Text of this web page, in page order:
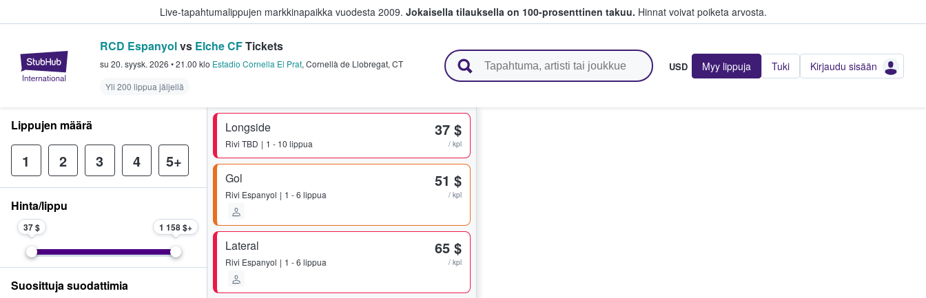
Live-tapahtumalippujen markkinapaikka vuodesta 2009. Jokaisella tilauksella on 100-prosenttinen takuu. Hinnat voivat poiketa arvosta.
StubHub - missä fanit ostavat ja myyvät lippuja
RCD Espanyolvs Elche CFTickets
su 20. syysk. 2026 •21.00 klo Estadio Cornella El Prat, Cornellà de Llobregat, CT
Yli 200 lippua jäljellä
USD Myy lippuja Tuki Kirjaudu sisään
Longside
Rivi TBD 1 - 10 lippua
37 $
/ kpl
Gol
Rivi Espanyol 1 - 6 lippua
51 $
/ kpl
Lateral
Rivi Espanyol 1 - 6 lippua
65 $
/ kpl
Lippujen määrä
1 2 3 4 5+
Hinta/lippu
37 $ 1 158 $
Suosittuja suodattimia